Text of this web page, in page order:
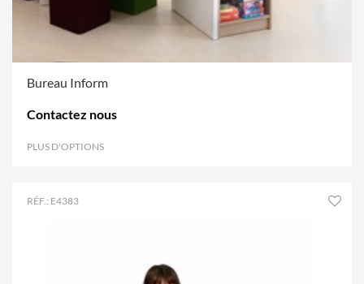
Bureau Inform
Contactez nous
PLUS D'OPTIONS
RÉF.: E4383